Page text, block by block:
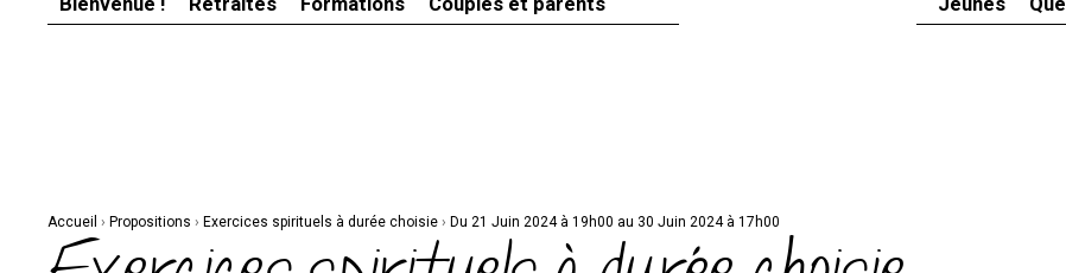
Accueil › Propositions › Exercices spirituels à durée choisie › Du 21 Juin 2024 à 19h00 au 30 Juin 2024 à 17h00